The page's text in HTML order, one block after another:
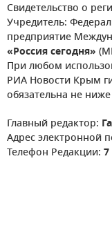
Свидетельство о
Учредитель:
предприятие
«Россия сегодня»
При любом
РИА Новости Крым
обязательна не
Главный редактор:
Адрес электронной
Телефон Редакции: 7